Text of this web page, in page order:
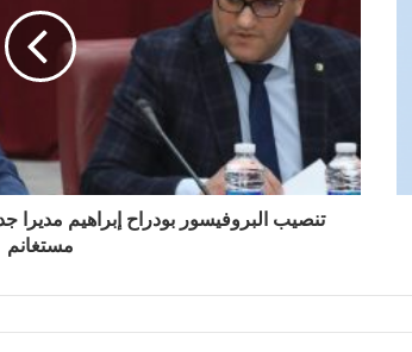
تنصيب البروفيسور بودراح إبراهيم مديرا
مستغانم